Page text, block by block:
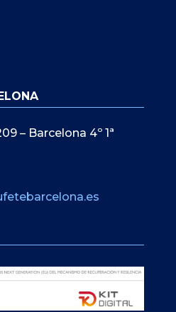
– Barcelona 4º 1ª